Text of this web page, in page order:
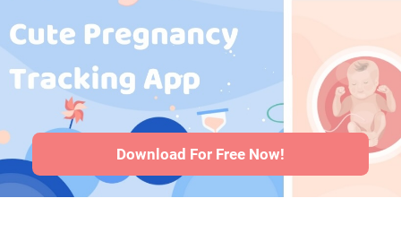
pendant la
grossesse·
Problèmes de
santé des bébés
Articles ·Politique
editorialeDownload For Free Now!